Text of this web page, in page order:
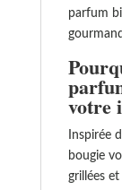
parfum
votre
Inspirée
bougie
grillées